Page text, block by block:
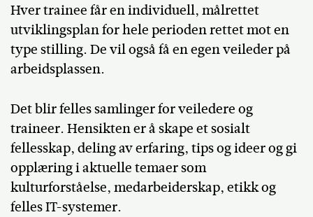
Hver trainee får en individuell, målrettet
utviklingsplan for hele perioden rettet mot en
type stilling. De vil også få en egen veileder på
arbeidsplassen.
Det blir felles samlinger for veiledere og
traineer. Hensikten er å skape et sosialt
fellesskap, deling av erfaring, tips og ideer og gi
opplæring i aktuelle temaer som
kulturforståelse, medarbeiderskap, etikk og
felles IT-systemer.